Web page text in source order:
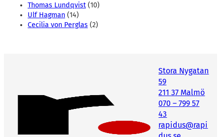
Thomas Lundqvist (10)
Ulf Hagman (14)
Cecilia von Perglas (2)
Stora Nygatan
59
211 37 Malmö
070 – 799 57
43
rapidus@rapi